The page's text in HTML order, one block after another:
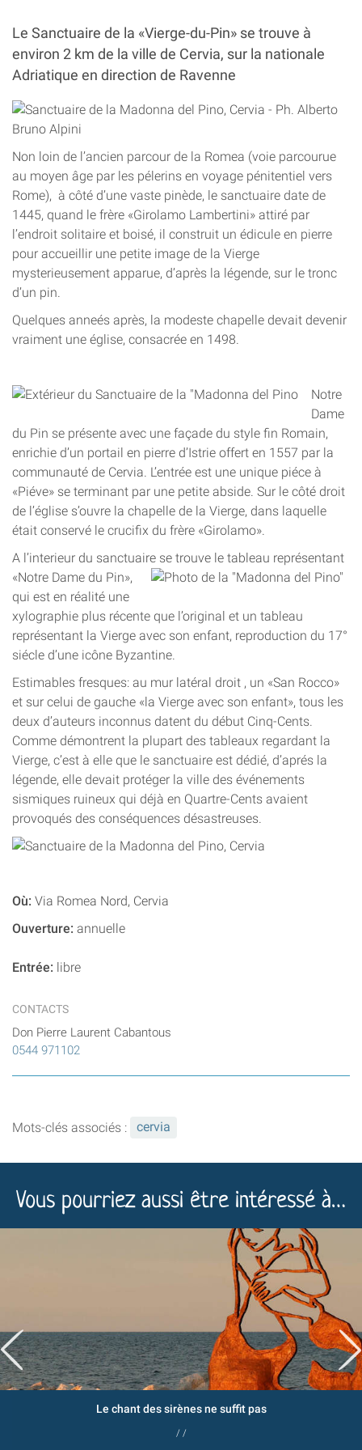
Le Sanctuaire de la «Vierge-du-Pin» se trouve à
environ 2 km de la ville de Cervia, sur la nationale
Adriatique en direction de Ravenne
Non loin de l’ancien parcour de la Romea (voie parcourue
au moyen âge par les pélerins en voyage pénitentiel vers
Rome), à côté d’une vaste pinède, le sanctuaire date de
1445, quand le frère «Girolamo Lambertini» attiré par
l’endroit solitaire et boisé, il construit un édicule en pierre
pour accueillir une petite image de la Vierge
mysterieusement apparue, d’après la légende, sur le tronc
d’un pin.
Quelques anneés après, la modeste chapelle devait devenir
vraiment une église, consacrée en 1498.
Notre
Dame
du Pin se présente avec une façade du style fin Romain,
enrichie d’un portail en pierre d’Istrie offert en 1557 par la
communauté de Cervia. L’entrée est une unique piéce à
«Piéve» se terminant par une petite abside. Sur le côté droit
de l’église s’ouvre la chapelle de la Vierge, dans laquelle
était conservé le crucifix du frère «Girolamo».
A l’interieur du sanctuaire se trouve le tableau représentant
«Notre Dame du Pin»,
qui est en réalité une
xylographie plus récente que l’original et un tableau
représentant la Vierge avec son enfant, reproduction du 17°
siécle d’une icône Byzantine.
Estimables fresques: au mur latéral droit , un «San Rocco»
et sur celui de gauche «la Vierge avec son enfant», tous les
deux d’auteurs inconnus datent du début Cinq-Cents.
Comme démontrent la plupart des tableaux regardant la
Vierge, c’est à elle que le sanctuaire est dédié, d’aprés la
légende, elle devait protéger la ville des événements
sismiques ruineux qui déjà en Quartre-Cents avaient
provoqués des conséquences désastreuses.
Où: Via Romea Nord, Cervia
Ouverture: annuelle
Entrée: libre
CONTACTS
Don Pierre Laurent Cabantous
0544 971102
Mots-clés associés : cervia
Vous pourriez aussi être intéressé à…
Le chant des sirènes ne suffit pas
/ /